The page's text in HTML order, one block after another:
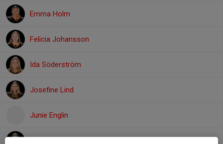
Emma Holm
Felicia Johansson
Ida Söderström
Josefine Lind
Junie Englin